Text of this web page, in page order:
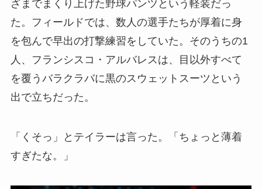
ざまでまくり上げた野球パンツという軽装だっ
た。フィールドでは、数人の選手たちが厚着に身
を包んで早出の打撃練習をしていた。そのうちの1
人、フランシスコ・アルバレスは、目以外すべて
を覆うバラクラバに黒のスウェットスーツという
出で立ちだった。
「くそっ」とテイラーは言った。「ちょっと薄着
すぎたな。」